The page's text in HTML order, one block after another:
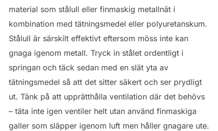
material som stålull eller finmaskig metallnät i
kombination med tätningsmedel eller polyuretanskum.
Stålull är särskilt effektivt eftersom möss inte kan
gnaga igenom metall. Tryck in stålet ordentligt i
springan och täck sedan med en slät yta av
tätningsmedel så att det sitter säkert och ser prydligt
ut. Tänk på att upprätthålla ventilation där det behövs
– täta inte igen ventiler helt utan använd finmaskiga
galler som släpper igenom luft men håller gnagare ute.